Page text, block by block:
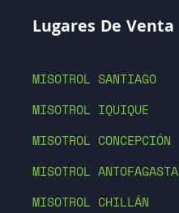
Lugares De Venta
MISOTROL SANTIAGO
MISOTROL IQUIQUE
MISOTROL CONCEPCIÓN
MISOTROL ANTOFAGASTA
MISOTROL CHILLÁN